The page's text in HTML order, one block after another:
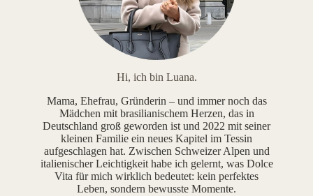
Hi, ich bin Luana.
Mama, Ehefrau, Gründerin – und immer noch das
Mädchen mit brasilianischem Herzen, das in
Deutschland groß geworden ist und 2022 mit seiner
kleinen Familie ein neues Kapitel im Tessin
aufgeschlagen hat. Zwischen Schweizer Alpen und
italienischer Leichtigkeit habe ich gelernt, was Dolce
Vita für mich wirklich bedeutet: kein perfektes
Leben, sondern bewusste Momente.